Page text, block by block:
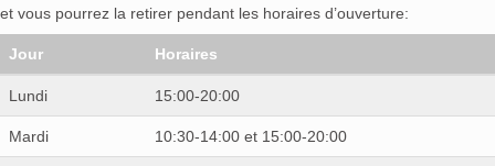
et vous pourrez la retirer pendant les horaires d’ouverture:
Jour Horaires
Lundi 15:00-20:00
Mardi 10:30-14:00 et 15:00-20:00